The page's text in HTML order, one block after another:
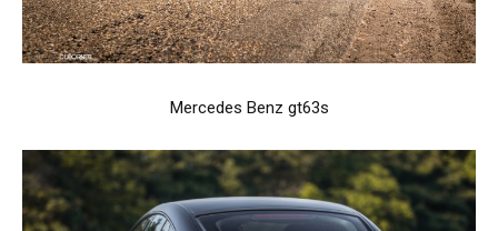
Mercedes Benz gt63s